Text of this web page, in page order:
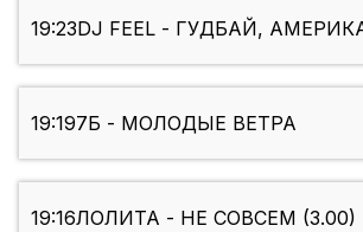
19:23DJ FEEL - ГУДБАЙ,
19:197Б - МОЛОДЫЕ ВЕТРА
19:16ЛОЛИТА - НЕ СОВСЕМ (3.00)